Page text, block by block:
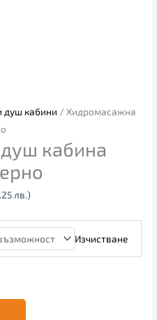
кабини / Хидромасажна
кабина
лв.)
Изчистване